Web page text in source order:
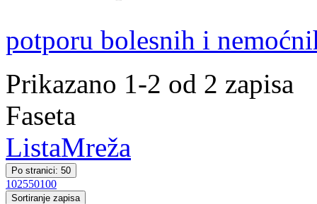
potporu bolesnih i
Prikazano 1-2 od 2 zapisa
Faseta
ListaMreža
Po stranici: 50
102550100
Sortiranje zapisa